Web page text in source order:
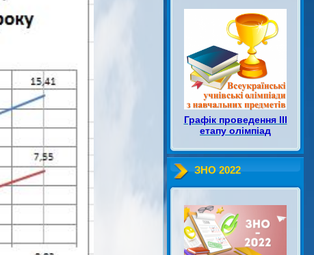
Графік проведення ІІІ
етапу олімпіад
ЗНО 2022